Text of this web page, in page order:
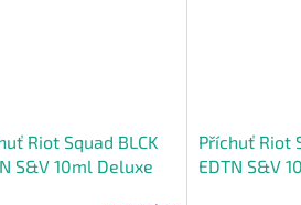
Riot Squad BLCK
S&V 10ml Deluxe
Příchuť Riot
EDTN S&V
Cherry &